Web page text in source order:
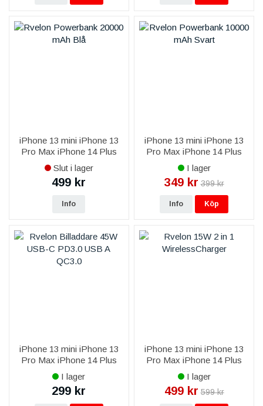
iPhone 13 mini iPhone 13
Pro Max iPhone 14 Plus
iPhone 14 Pro Max iPhone
15 Plus iPhone 15 Pro Max
iPhone 16 Plus iPhone 16
Slut i lager
499 kr
Info
iPhone 13 mini iPhone 13
Pro Max iPhone 14 Plus
iPhone 14 Pro Max iPhone
15 Plus iPhone 15 Pro Max
iPhone 16 Plus iPhone 16
Pro
I lager
349 kr 399 kr
Info Köp
iPhone 13 mini iPhone 13
Pro Max iPhone 14 Plus
iPhone 14 Pro Max iPhone
15 Plus iPhone 15 Pro Max
iPhone 16 Plus iPhone 16
I lager
299 kr
iPhone 13 mini iPhone 13
Pro Max iPhone 14 Plus
iPhone 14 Pro Max iPhone
15 Plus iPhone 15 Pro Max
iPhone 16 Plus iPhone 16
I lager
499 kr 599 kr